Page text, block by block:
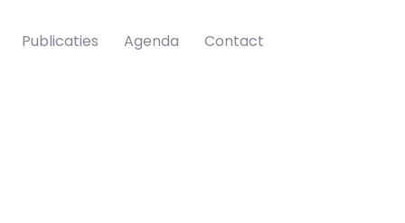
Publicaties Agenda Contact